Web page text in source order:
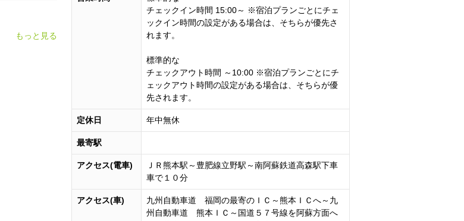
もっと見る
チェックイン時間 15:00～ ※宿泊プランごとにチェ
ックイン時間の設定がある場合は、そちらが優先さ
れます。
標準的な
チェックアウト時間 ～10:00 ※宿泊プランごとにチ
ェックアウト時間の設定がある場合は、そちらが優
先されます。
定休日 年中無休
最寄駅
アクセス(電車)
ＪＲ熊本駅～豊肥線立野駅～南阿蘇鉄道高森駅下車
車で１０分
アクセス(車)
九州自動車道 福岡の最寄のＩＣ～熊本ＩＣへ～九
州自動車道 熊本ＩＣ～国道５７号線を阿蘇方面へ